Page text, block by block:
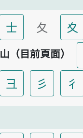
士 夂 夊
山（目前頁面）
彐 彡 彳